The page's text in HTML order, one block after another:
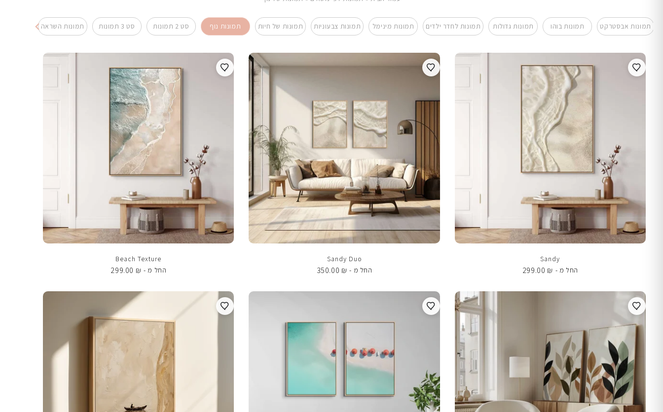
תמונות אבסטרקט תמונות בוהו תמונות גדולות תמונות לחדר ילדים תמונות מינימל תמונות צבעוניות תמונות של חיות תמונות נוף סט 2 תמונות סט 3 תמונות תמונות השראה
Sandy
החל מ -
299.00 ₪
Sandy Duo
החל מ -
350.00 ₪
Beach Texture
החל מ -
299.00 ₪